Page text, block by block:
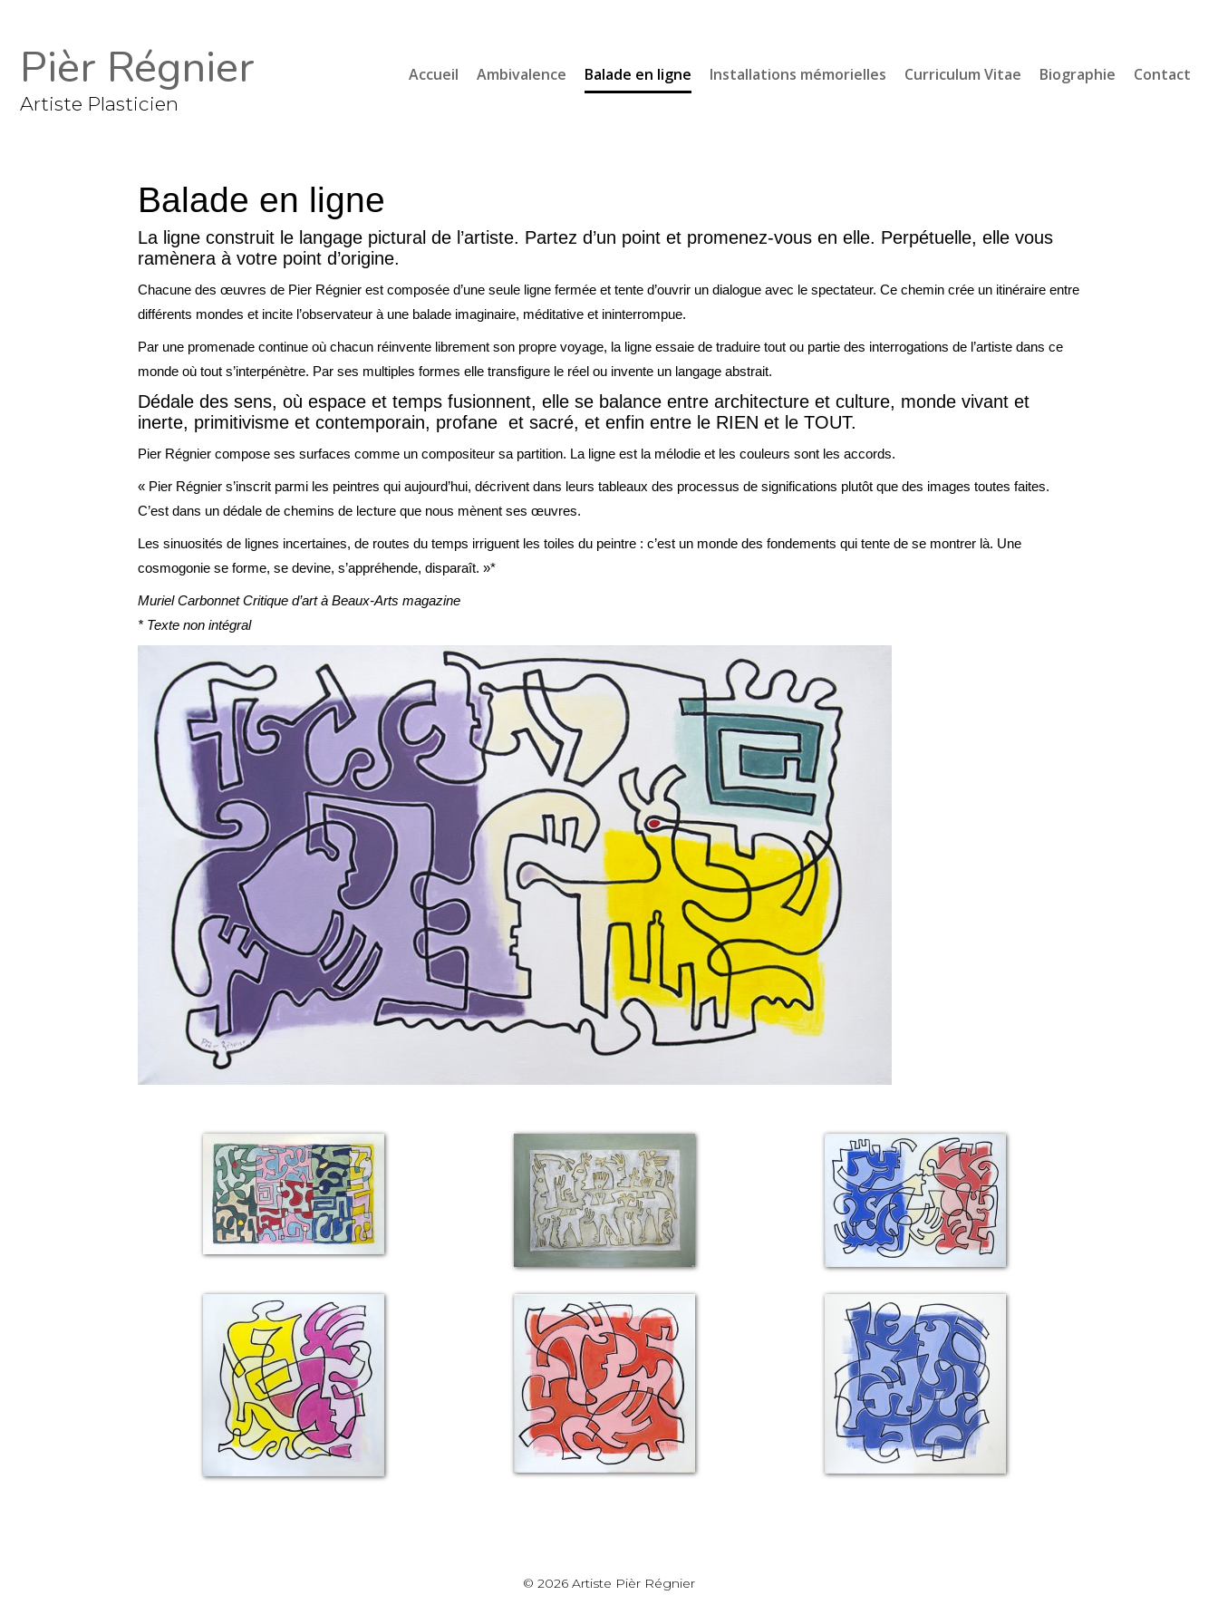
Pièr Régnier
Artiste Plasticien
Accueil Ambivalence Balade en ligne Installations mémorielles Curriculum Vitae Biographie Contact
Balade en ligne
La ligne construit le langage pictural de l’artiste. Partez d’un point et promenez-vous en elle. Perpétuelle, elle vous
ramènera à votre point d’origine.
Chacune des œuvres de Pier Régnier est composée d’une seule ligne fermée et tente d’ouvrir un dialogue avec le spectateur. Ce chemin crée un itinéraire entre
différents mondes et incite l’observateur à une balade imaginaire, méditative et ininterrompue.
Par une promenade continue où chacun réinvente librement son propre voyage, la ligne essaie de traduire tout ou partie des interrogations de l’artiste dans ce
monde où tout s’interpénètre. Par ses multiples formes elle transfigure le réel ou invente un langage abstrait.
Dédale des sens, où espace et temps fusionnent, elle se balance entre architecture et culture, monde vivant et
inerte, primitivisme et contemporain, profane et sacré, et enfin entre le RIEN et le TOUT.
Pier Régnier compose ses surfaces comme un compositeur sa partition. La ligne est la mélodie et les couleurs sont les accords.
« Pier Régnier s’inscrit parmi les peintres qui aujourd’hui, décrivent dans leurs tableaux des processus de significations plutôt que des images toutes faites.
C’est dans un dédale de chemins de lecture que nous mènent ses œuvres.
Les sinuosités de lignes incertaines, de routes du temps irriguent les toiles du peintre : c’est un monde des fondements qui tente de se montrer là. Une
cosmogonie se forme, se devine, s’appréhende, disparaît. »*
Muriel Carbonnet Critique d’art à Beaux-Arts magazine
* Texte non intégral
© 2026 Artiste Pièr Régnier